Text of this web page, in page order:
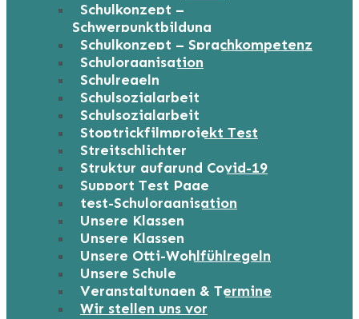
Schulkonzept –
Schwerpunktbildung
Schulkonzept – Sprachkompetenz
Schulorganisation
Schulregeln
Schulsozialarbeit
Schulsozialarbeit
Stoptrickfilmprojekt Test
Streitschlichter
Struktur aufgrund Covid-19
Support Test Page
test-Schulorganisation
Unsere Klassen
Unsere Klassen
Unsere Otti-Wohlfühlregeln
Unsere Schule
Veranstaltungen & Termine
Wir stellen uns vor